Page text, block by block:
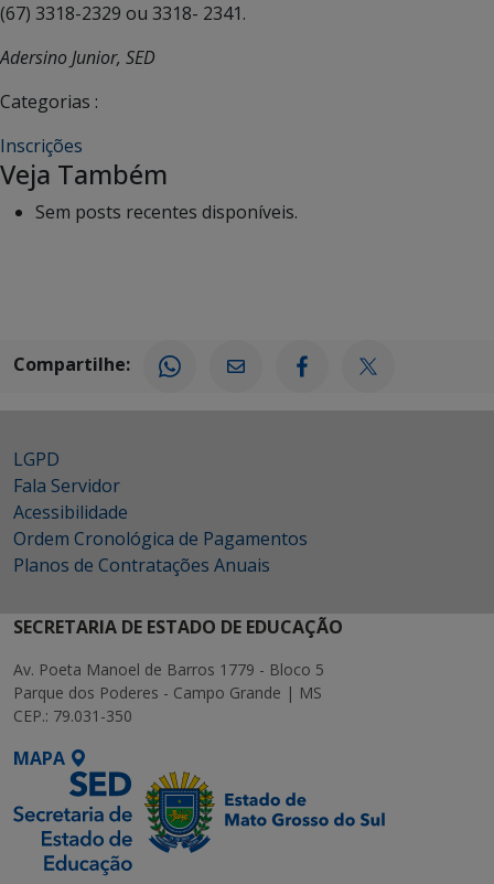
(67) 3318-2329 ou 3318- 2341.
Adersino Junior, SED
Categorias :
Inscrições
Veja Também
Sem posts recentes disponíveis.
Compartilhe:
LGPD
Fala Servidor
Acessibilidade
Ordem Cronológica de Pagamentos
Planos de Contratações Anuais
SECRETARIA DE ESTADO DE EDUCAÇÃO
Av. Poeta Manoel de Barros 1779 - Bloco 5
Parque dos Poderes - Campo Grande | MS
CEP.: 79.031-350
MAPA